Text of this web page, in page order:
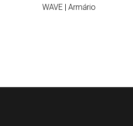
WAVE | Armário